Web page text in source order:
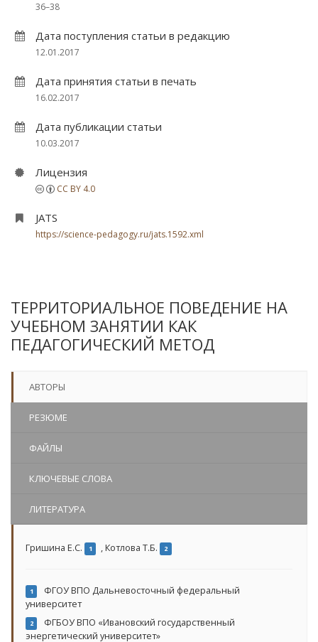
36–38
Дата поступления статьи в редакцию
12.01.2017
Дата принятия статьи в печать
16.02.2017
Дата публикации статьи
10.03.2017
Лицензия
CC BY 4.0
JATS
https://science-pedagogy.ru/jats.1592.xml
ТЕРРИТОРИАЛЬНОЕ ПОВЕДЕНИЕ НА
УЧЕБНОМ ЗАНЯТИИ КАК
ПЕДАГОГИЧЕСКИЙ МЕТОД
АВТОРЫ
РЕЗЮМЕ
ФАЙЛЫ
КЛЮЧЕВЫЕ СЛОВА
ЛИТЕРАТУРА
Гришина Е.С. 1 ,Котлова Т.Б. 2
1
ФГОУ ВПО Дальневосточный федеральный
университет
2
ФГБОУ ВПО «Ивановский государственный
энергетический университет»